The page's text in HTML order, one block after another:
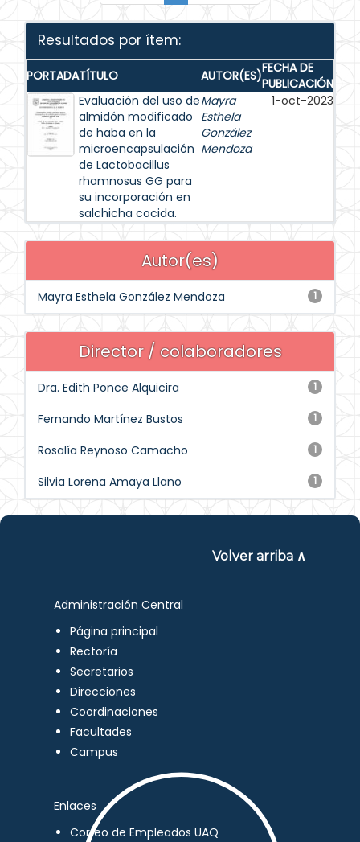
Resultados por ítem:
PORTADATÍTULO AUTOR(ES)FECHA DE
PUBLICACIÓN
Evaluación del uso de
almidón modificado
de haba en la
microencapsulación
de Lactobacillus
rhamnosus GG para
su incorporación en
salchicha cocida.
Mayra
Esthela
González
Mendoza
1-oct-2023
Autor(es)
1
Mayra Esthela González Mendoza
Director / colaboradores
1
Dra. Edith Ponce Alquicira
1
Fernando Martínez Bustos
1
Rosalía Reynoso Camacho
1
Silvia Lorena Amaya Llano
Volver arriba ∧
Administración Central
Página principal
Rectoría
Secretarios
Direcciones
Coordinaciones
Facultades
Campus
Enlaces
Correo de Empleados UAQ